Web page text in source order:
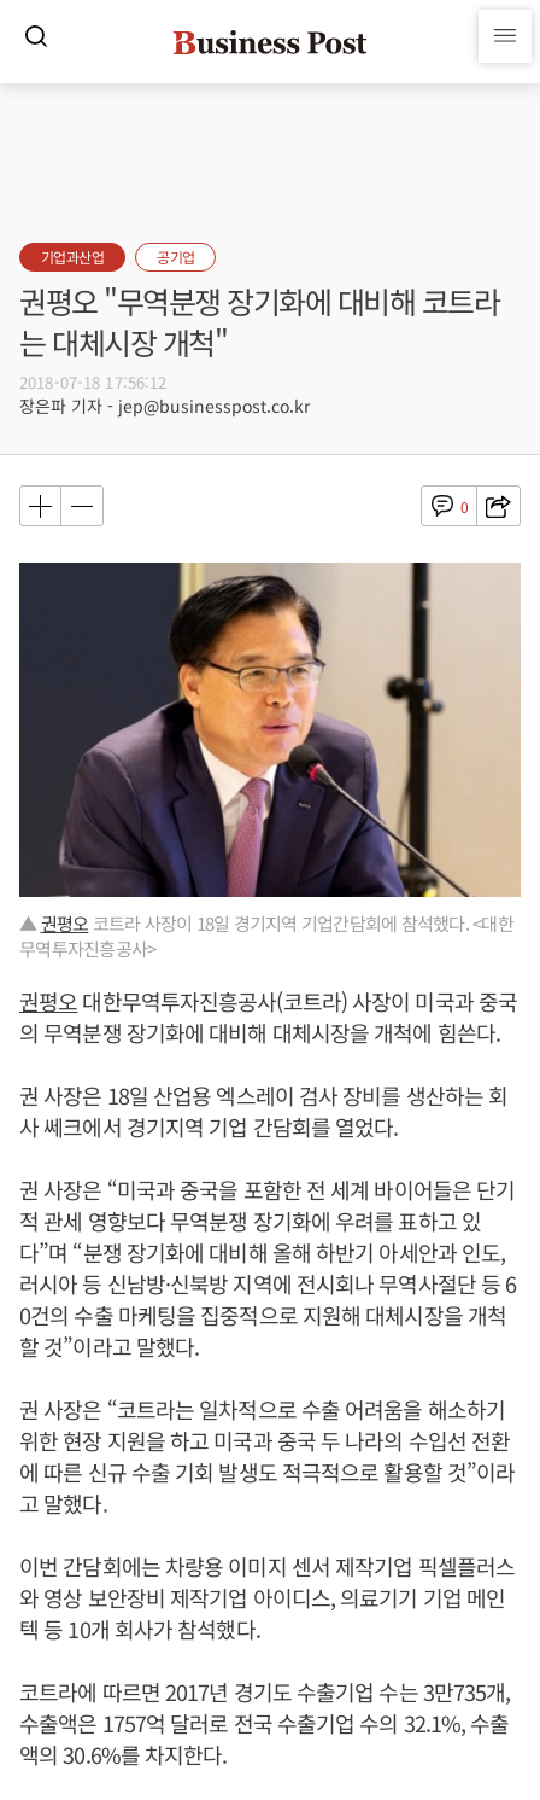
기업과산업 공기업
권평오 "무역분쟁 장기화에 대비해 코트라
는 대체시장 개척"
2018-07-18 17:56:12
장은파 기자 - jep@businesspost.co.kr
0
▲권평오 코트라 사장이 18일 경기지역 기업간담회에 참석했다. <대한
무역투자진흥공사>
권평오대한무역투자진흥공사(코트라) 사장이 미국과 중국
의 무역분쟁 장기화에 대비해 대체시장을 개척에 힘쓴다.
권 사장은 18일 산업용 엑스레이 검사 장비를 생산하는 회
사 쎄크에서 경기지역 기업 간담회를 열었다.
권 사장은 “미국과 중국을 포함한 전 세계 바이어들은 단기
적 관세 영향보다 무역분쟁 장기화에 우려를 표하고 있
다”며 “분쟁 장기화에 대비해 올해 하반기 아세안과 인도,
러시아 등 신남방·신북방 지역에 전시회나 무역사절단 등 6
0건의 수출 마케팅을 집중적으로 지원해 대체시장을 개척
할 것”이라고 말했다.
권 사장은 “코트라는 일차적으로 수출 어려움을 해소하기
위한 현장 지원을 하고 미국과 중국 두 나라의 수입선 전환
에 따른 신규 수출 기회 발생도 적극적으로 활용할 것”이라
고 말했다.
이번 간담회에는 차량용 이미지 센서 제작기업 픽셀플러스
와 영상 보안장비 제작기업 아이디스, 의료기기 기업 메인
텍 등 10개 회사가 참석했다.
코트라에 따르면 2017년 경기도 수출기업 수는 3만735개,
수출액은 1757억 달러로 전국 수출기업 수의 32.1%, 수출
액의 30.6%를 차지한다.